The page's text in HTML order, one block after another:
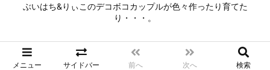
ぶいはち&りぃこのデコボコカップルが色々作ったり育てた
り・・・。
メニュー サイドバー 前へ 次へ 検索